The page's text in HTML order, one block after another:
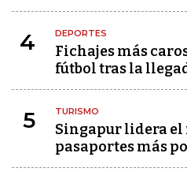
4 DEPORTES
Fichajes más
fútbol tras la
5 TURISMO
Singapur lidera
pasaportes más